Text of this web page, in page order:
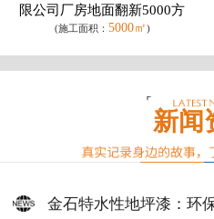
限公司厂房地面翻新5000方
(施工面积： 5000㎡)
新闻
金石特水性地坪漆：环